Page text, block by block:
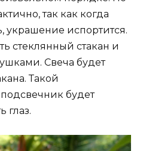
так как когда
украшение испортится.
стеклянный стакан и
Свеча будет
Такой
будет
глаз.